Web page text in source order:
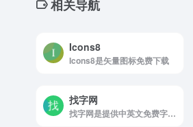
相关导航
Icons8
Icons8是矢量图标免费下载
找字网
找字网是提供中英文免费字体下载、手写字体下载、书法字体下载、艺术字体下载、手机字体下载预览服务！字体商用在线全自动授权！老牌专业字体市场、字体网站。